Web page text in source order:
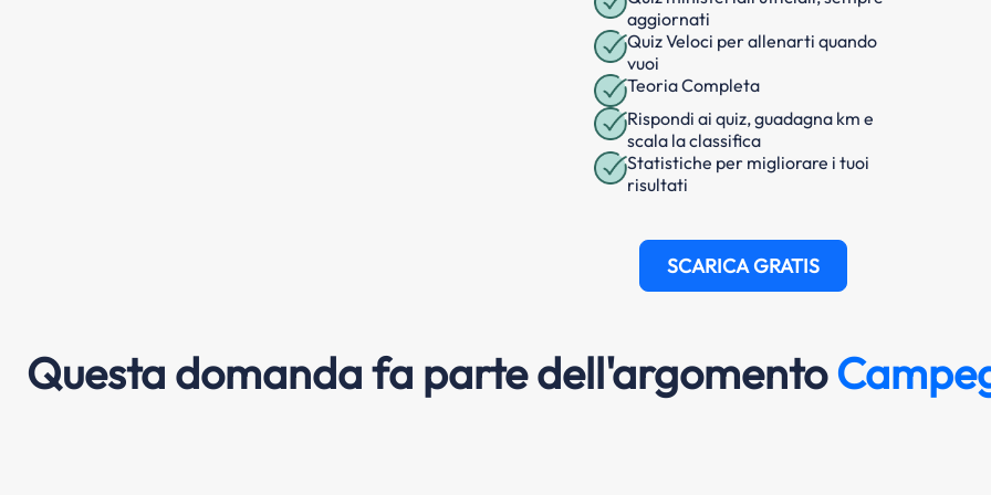
aggiornati
Quiz Veloci per allenarti quando
vuoi
Teoria Completa
Rispondi ai quiz, guadagna km e
scala la classifica
Statistiche per migliorare i tuoi
risultati
SCARICA GRATIS
Questa domanda fa parte dell'argomento